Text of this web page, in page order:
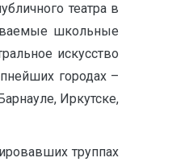
театра в
школьные
искусство
городах –
Иркутске,
труппах